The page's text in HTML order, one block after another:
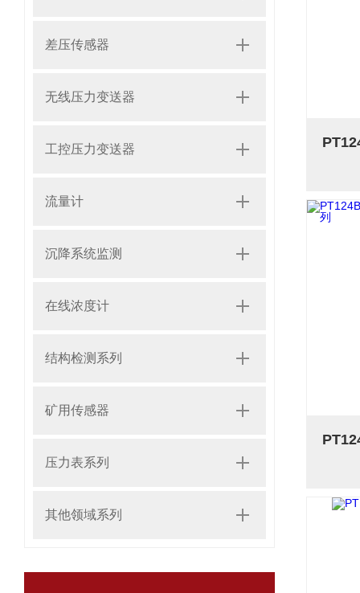
差压传感器
无线压力变送器
工控压力变送器
流量计
沉降系统监测
在线浓度计
结构检测系列
矿用传感器
压力表系列
其他领域系列